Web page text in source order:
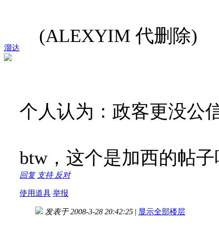
溜达
(ALEXYIM 代删除)
个人认为：政客更没公
btw，这个是加西的帖
回复 支持 反对
使用道具 举报
发表于 2008-3-28 20:42:25 | 显示全部楼层